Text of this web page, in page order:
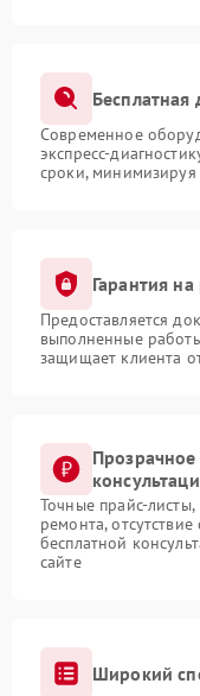
Современное
экспресс-
сроки, минимизируя
Гарантия
Предоставляется
выполненные
защищает клиента
Точные прайс-
ремонта,
бесплатной
сайте
Широкий